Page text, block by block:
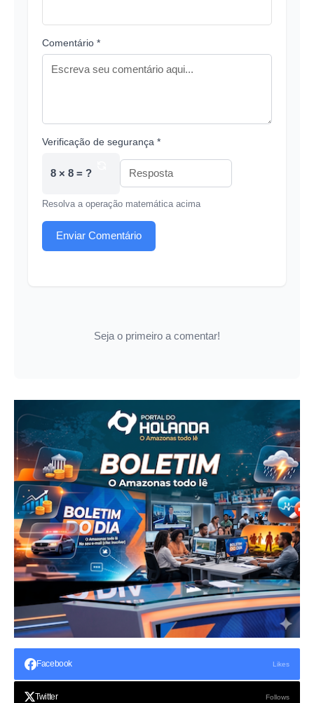
Comentário *
Verificação de segurança *
8 × 8 = ?
Resolva a operação matemática acima
Enviar Comentário
Seja o primeiro a comentar!
Facebook Likes
Twitter Follows